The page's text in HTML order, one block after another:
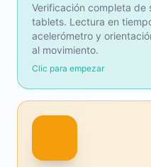
Verificación completa de
tablets. Lectura en
acelerómetro y
al movimiento.
Clic para empezar